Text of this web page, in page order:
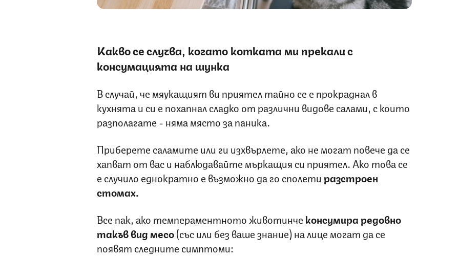
Какво се случва, когато котката ми прекали с
консумацията на шунка
В случай, че мяукащият ви приятел тайно се е прокраднал в
кухнята и си е похапнал сладко от различни видове салами, с които
разполагате - няма място за паника.
Приберете саламите или ги изхвърлете, ако не могат повече да се
хапват от вас и наблюдавайте мъркащия си приятел. Ако това се
е случило еднократно е възможно да го сполети разстроен
стомах.
Все пак, ако темпераментното животинче консумира редовно
такъв вид месо(със или без ваше знание) на лице могат да се
появят следните симптоми: